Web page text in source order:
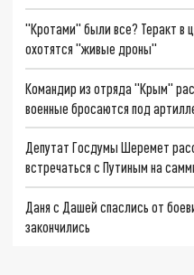
"Кротами" были все? Теракт в
охотятся "живые дроны"
Командир из отряда "Крым"
военные бросаются под
Депутат Госдумы Шеремет
встречаться с Путиным на
Даня с Дашей спаслись от
закончились